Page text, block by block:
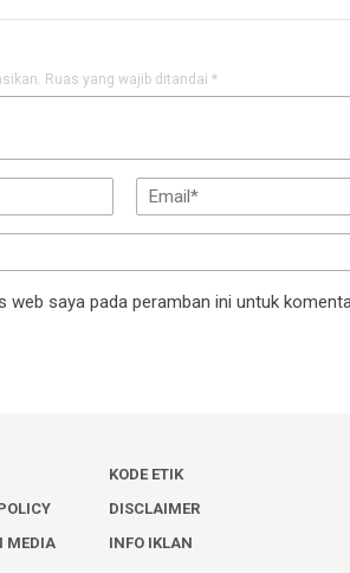
Ruas yang wajib ditandai *
web saya pada peramban ini untuk
KODE ETIK
DISCLAIMER
MEDIA
INFO IKLAN